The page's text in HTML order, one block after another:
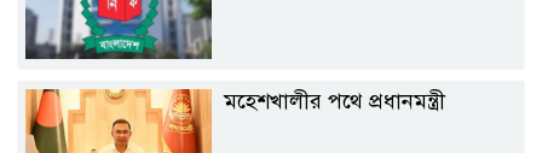
মহেশখালীর পথে প্রধানমন্ত্রী